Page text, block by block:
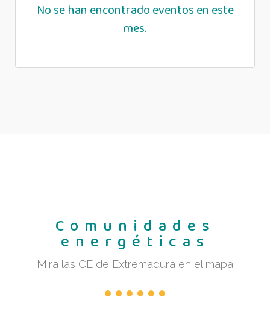
No se han encontrado eventos en este
mes.
Comunidades
energéticas
Mira las CE de Extremadura en el mapa